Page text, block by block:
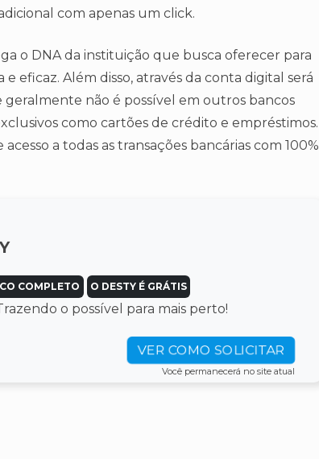
com apenas um click.
o DNA da instituição que busca oferecer para
eficaz. Além disso, através da conta digital será
não é possível em outros bancos
como cartões de crédito e empréstimos.
a todas as transações bancárias com 100%
COMPLETO O DESTY É GRÁTIS
o possível para mais perto!
VER COMO SOLICITAR
Você permanecerá no site atual